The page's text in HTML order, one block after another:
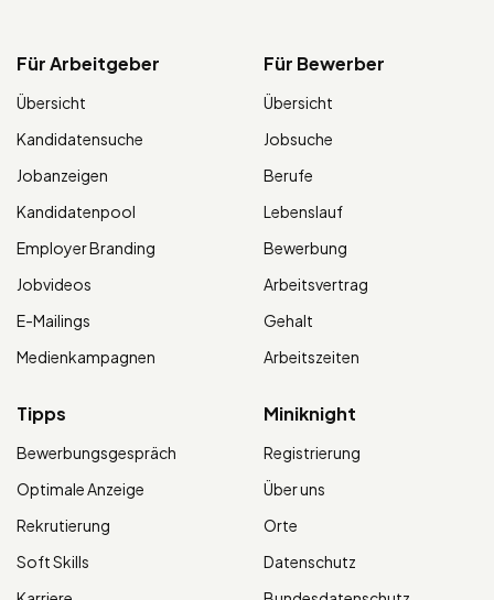
Für Arbeitgeber
Übersicht
Kandidatensuche
Jobanzeigen
Kandidatenpool
Employer Branding
Jobvideos
E-Mailings
Medienkampagnen
Für Bewerber
Übersicht
Jobsuche
Berufe
Lebenslauf
Bewerbung
Arbeitsvertrag
Gehalt
Arbeitszeiten
Tipps
Bewerbungsgespräch
Optimale Anzeige
Rekrutierung
Soft Skills
Miniknight
Registrierung
Über uns
Orte
Datenschutz